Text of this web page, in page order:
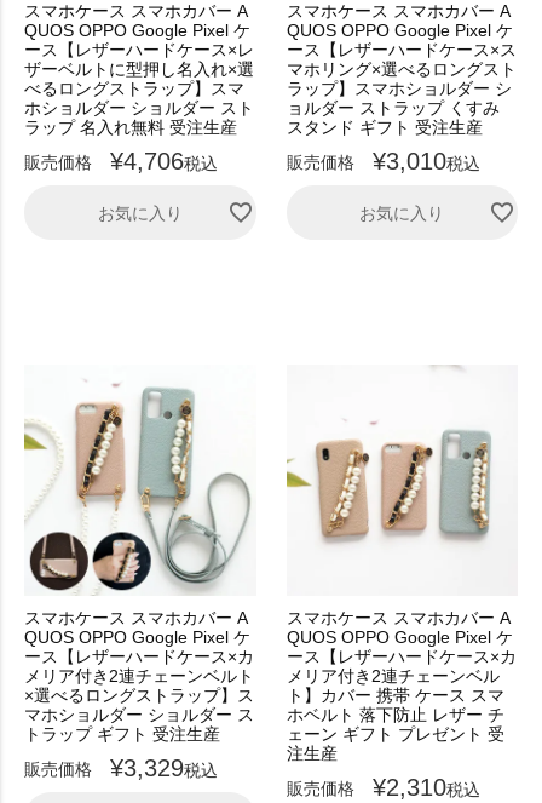
スマホケース スマホカバー A
QUOS OPPO Google Pixel ケ
ース【レザーハードケース×レ
ザーベルトに型押し名入れ×選
べるロングストラップ】スマ
ホショルダー ショルダー スト
ラップ 名入れ無料 受注生産
販売価格
¥4,706税込
お気に入り
スマホケース スマホカバー A
QUOS OPPO Google Pixel ケ
ース【レザーハードケース×ス
マホリング×選べるロングスト
ラップ】スマホショルダー シ
ョルダー ストラップ くすみ
スタンド ギフト 受注生産
販売価格
¥3,010税込
お気に入り
スマホケース スマホカバー A
QUOS OPPO Google Pixel ケ
ース【レザーハードケース×カ
メリア付き2連チェーンベルト
×選べるロングストラップ】ス
マホショルダー ショルダー ス
トラップ ギフト 受注生産
販売価格
¥3,329税込
スマホケース スマホカバー A
QUOS OPPO Google Pixel ケ
ース【レザーハードケース×カ
メリア付き2連チェーンベル
ト】カバー 携帯 ケース スマ
ホベルト 落下防止 レザー チ
ェーン ギフト プレゼント 受
注生産
販売価格
¥2,310税込